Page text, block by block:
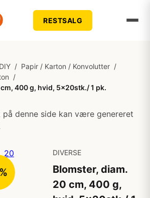
RESTSALG
/ Papir / Karton / Konvolutter /
/
400 g, hvid, 5x20stk./ 1 pk.
på denne side kan være genereret
DIVERSE
Blomster, diam.
20 cm, 400 g,